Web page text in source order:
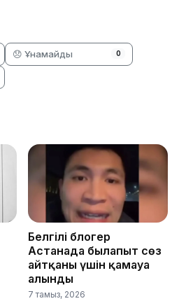
😞 Ұнамайды 0
Белгілі блогер
Астанада былапыт сөз
айтқаны үшін қамауға
алынды
7 тамыз, 2026